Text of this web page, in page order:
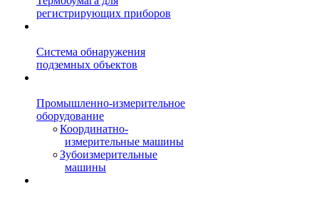
регистрирующих приборов
Система обнаружения
подземных объектов
Промышленно-измерительное
оборудование
Координатно-
измерительные машины
Зубоизмерительные
машины